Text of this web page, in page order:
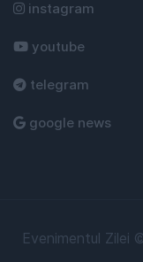
instagram
youtube
telegram
google news
Evenimentul